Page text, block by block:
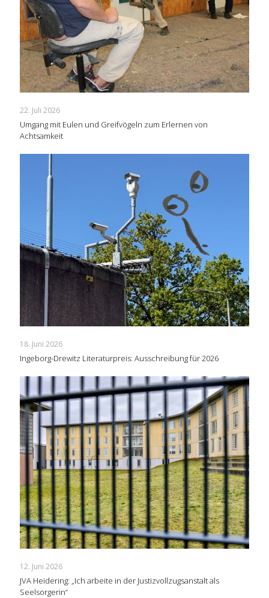
22. Juli 2026
Umgang mit Eulen und Greifvögeln zum Erlernen von
Achtsamkeit
18. Juni 2026
Ingeborg-Drewitz Literaturpreis: Ausschreibung für 2026
12. Juni 2026
JVA Heidering: „Ich arbeite in der Justizvollzugsanstalt als
Seelsorgerin“